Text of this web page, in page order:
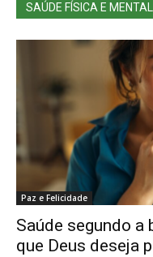
SAÚDE FÍSICA E MENTAL
Paz e Felicidade
Saúde segundo a
que Deus deseja